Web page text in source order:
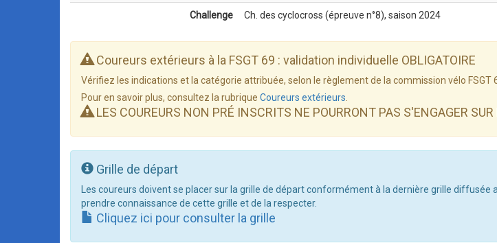
Challenge Ch. des cyclocross (épreuve n°8), saison 2024
Coureurs extérieurs à la FSGT 69 : validation individuelle OBLIGATOIRE
Vérifiez les indications et la catégorie attribuée, selon le règlement de la commission vélo FSGT
Pour en savoir plus, consultez la rubrique Coureurs extérieurs
LES COUREURS NON PRÉ INSCRITS NE POURRONT PAS S'ENGAGER SUR
Grille de départ
Les coureurs doivent se placer sur la grille de départ conformément à la dernière grille
prendre connaissance de cette grille et de la respecter.
Cliquez ici pour consulter la grille